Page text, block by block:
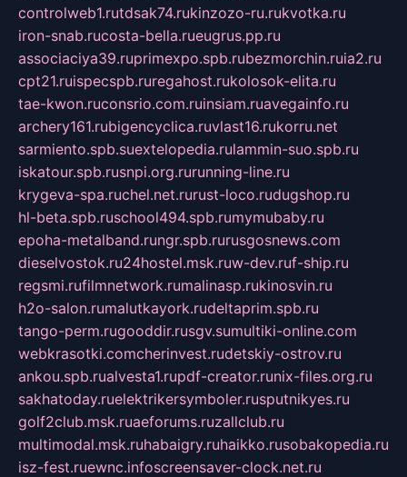
controlweb1.rutdsak74.rukinzozo-ru.rukvotka.ru
iron-snab.rucosta-bella.rueugrus.pp.ru
associaciya39.ruprimexpo.spb.rubezmorchin.ruia2.ru
cpt21.ruispecspb.ruregahost.rukolosok-elita.ru
tae-kwon.ruconsrio.com.ruinsiam.ruavegainfo.ru
archery161.rubigencyclica.ruvlast16.rukorru.net
sarmiento.spb.suextelopedia.rulammin-suo.spb.ru
iskatour.spb.rusnpi.org.rurunning-line.ru
krygeva-spa.ruchel.net.rurust-loco.rudugshop.ru
hl-beta.spb.ruschool494.spb.rumymubaby.ru
epoha-metalband.rungr.spb.rurusgosnews.com
dieselvostok.ru24hostel.msk.ruw-dev.ruf-ship.ru
regsmi.rufilmnetwork.rumalinasp.rukinosvin.ru
h2o-salon.rumalutkayork.rudeltaprim.spb.ru
tango-perm.rugooddir.rusgv.sumultiki-online.com
webkrasotki.comcherinvest.rudetskiy-ostrov.ru
ankou.spb.rualvesta1.rupdf-creator.runix-files.org.ru
sakhatoday.ruelektrikersymboler.rusputnikyes.ru
golf2club.msk.ruaeforums.ruzallclub.ru
multimodal.msk.ruhabaigry.ruhaikko.rusobakopedia.ru
isz-fest.ruewnc.infoscreensaver-clock.net.ru